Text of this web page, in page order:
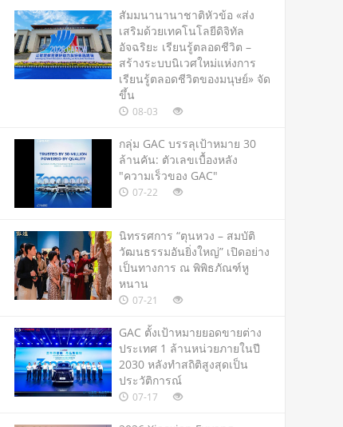
สัมมนานานาชาติหัวข้อ «ส่ง
เสริมด้วยเทคโนโลยีดิจิทัล
อัจฉริยะ เรียนรู้ตลอดชีวิต –
สร้างระบบนิเวศใหม่แห่งการ
เรียนรู้ตลอดชีวิตของมนุษย์» จัด
ขึ้น
08-03
กลุ่ม GAC บรรลุเป้าหมาย 30
ล้านคัน: ตัวเลขเบื้องหลัง
"ความเร็วของ GAC"
07-22
นิทรรศการ “ตุนหวง – สมบัติ
วัฒนธรรมอันยิ่งใหญ่” เปิดอย่าง
เป็นทางการ ณ พิพิธภัณฑ์หู
หนาน
07-21
GAC ตั้งเป้าหมายยอดขายต่าง
ประเทศ 1 ล้านหน่วยภายในปี
2030 หลังทำสถิติสูงสุดเป็น
ประวัติการณ์
07-17